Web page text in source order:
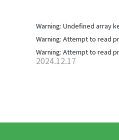
Warning: Undefined array
Warning: Attempt to read
Warning: Attempt to read
2024.12.17